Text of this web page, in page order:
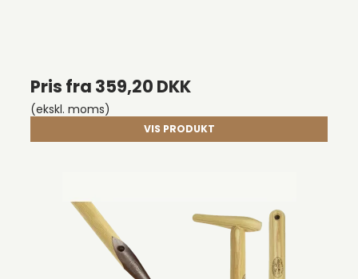
Pris fra 359,20 DKK
(ekskl. moms)
VIS PRODUKT